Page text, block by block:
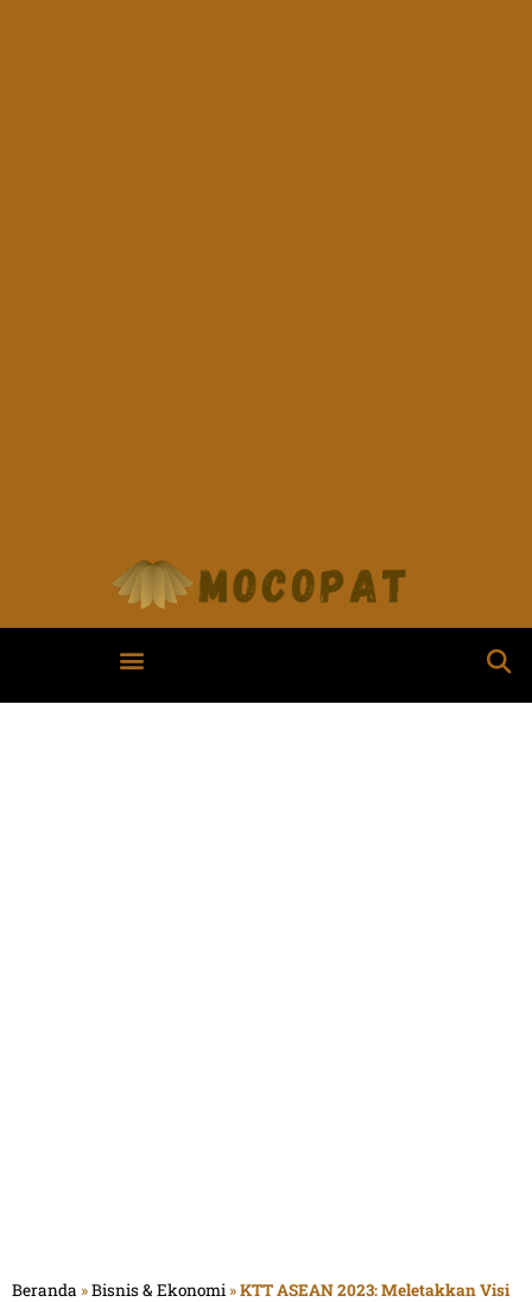
Beranda »Bisnis & Ekonomi »KTT ASEAN 2023: Meletakkan Visi